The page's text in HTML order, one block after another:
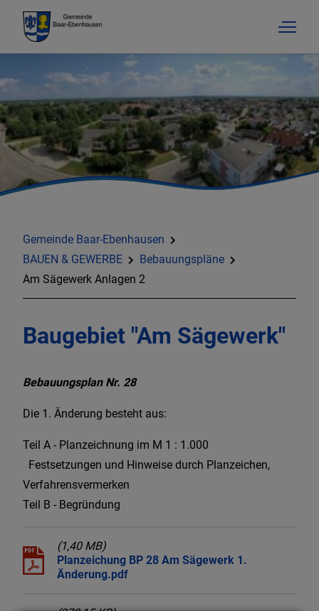
Gemeinde Baar-Ebenhausen
BAUEN & GEWERBE
Bebauungspläne
Am Sägewerk Anlagen 2
Baugebiet "Am Sägewerk"
Bebauungsplan Nr. 28
Die 1. Änderung besteht aus:
Teil A - Planzeichnung im M 1 : 1.000
Festsetzungen und Hinweise durch Planzeichen,
Verfahrensvermerken
Teil B - Begründung
(1,40 MB)
Planzeichung BP 28 Am Sägewerk 1.
Änderung.pdf